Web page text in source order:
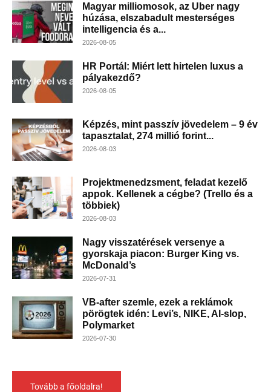
Magyar milliomosok, az Uber nagy
húzása, elszabadult mesterséges
intelligencia és a...
2026-08-05
HR Portál: Miért lett hirtelen luxus a
pályakezdő?
2026-08-05
Képzés, mint passzív jövedelem – 9 év
tapasztalat, 274 millió forint...
2026-08-03
Projektmenedzsment, feladat kezelő
appok. Kellenek a cégbe? (Trello és a
többiek)
2026-08-03
Nagy visszatérések versenye a
gyorskaja piacon: Burger King vs.
McDonald’s
2026-07-31
VB-after szemle, ezek a reklámok
pörögtek idén: Levi’s, NIKE, AI-slop,
Polymarket
2026-07-30
Tovább a főoldalra!